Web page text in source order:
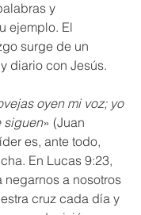
y
ejemplo. El
surge de un
diario con Jesús.
oyen mi voz; yo
siguen» (Juan
es, ante todo,
En Lucas 9:23,
negarnos a nosotros
cruz cada día y